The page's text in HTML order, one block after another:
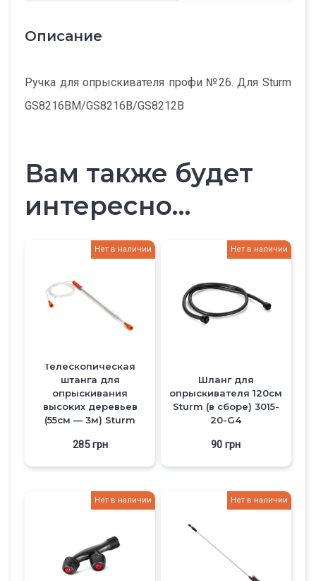
Описание
Ручка для опрыскивателя профи №26. Для Sturm
GS8216BM/GS8216B/GS8212B
Вам также будет
интересно…
Нет в наличии
Телескопическая
штанга для
опрыскивания
высоких деревьев
(55см — 3м) Sturm
285грн
Нет в наличии
Шланг для
опрыскивателя 120см
Sturm (в сборе) 3015-
20-G4
90грн
Нет в наличии Нет в наличии